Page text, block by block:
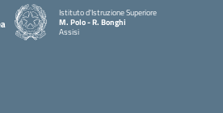
Istituto d'Istruzione Superiore
M. Polo - R. Bonghi
Assisi